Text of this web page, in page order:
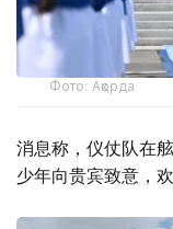
Фото: Ақорда
消息称，仪仗队在
少年向贵宾致意，